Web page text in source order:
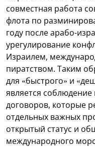
совместная работа
флота по
году после арабо-
урегулирование
Израилем,
пиратством. Таким
для «быстрого» и
является
договоров, которые
отдельных важных
открытый статус и
международного